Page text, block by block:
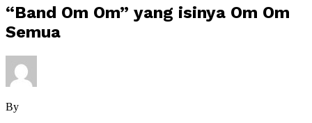
“Band Om Om” yang isinya Om Om
Semua
By